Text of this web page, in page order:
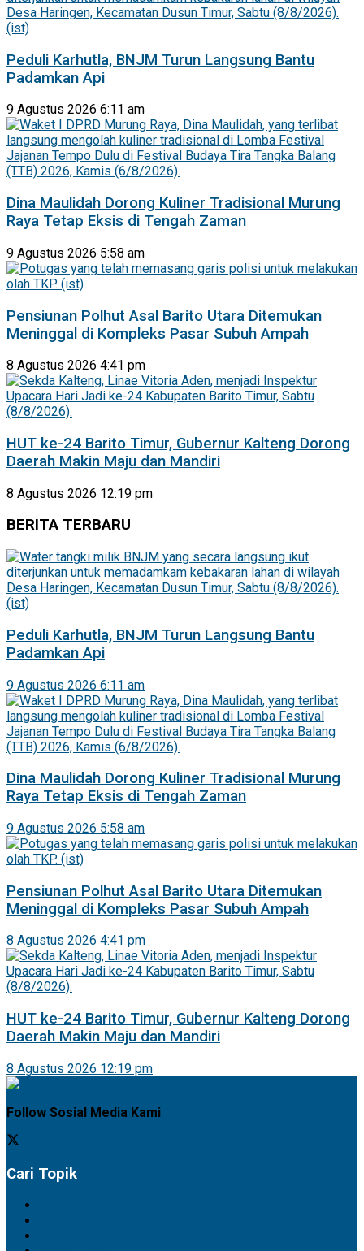
Peduli Karhutla, BNJM Turun Langsung Bantu
Padamkan Api
9 Agustus 2026 6:11 am
Dina Maulidah Dorong Kuliner Tradisional Murung
Raya Tetap Eksis di Tengah Zaman
9 Agustus 2026 5:58 am
Pensiunan Polhut Asal Barito Utara Ditemukan
Meninggal di Kompleks Pasar Subuh Ampah
8 Agustus 2026 4:41 pm
HUT ke-24 Barito Timur, Gubernur Kalteng Dorong
Daerah Makin Maju dan Mandiri
8 Agustus 2026 12:19 pm
BERITA TERBARU
Peduli Karhutla, BNJM Turun Langsung Bantu
Padamkan Api
9 Agustus 2026 6:11 am
Dina Maulidah Dorong Kuliner Tradisional Murung
Raya Tetap Eksis di Tengah Zaman
9 Agustus 2026 5:58 am
Pensiunan Polhut Asal Barito Utara Ditemukan
Meninggal di Kompleks Pasar Subuh Ampah
8 Agustus 2026 4:41 pm
HUT ke-24 Barito Timur, Gubernur Kalteng Dorong
Daerah Makin Maju dan Mandiri
8 Agustus 2026 12:19 pm
Follow Sosial Media Kami
Cari Topik